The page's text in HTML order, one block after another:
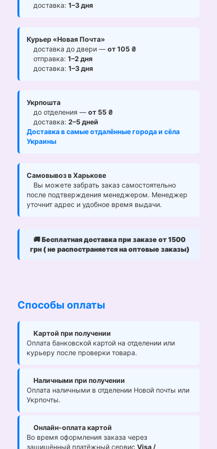
доставка: 1–3 дня
Курьер «Новая Почта»
доставка до двери — от 105 ₴
отправка: 1–2 дня
доставка: 1–3 дня
Укрпошта
до отделения — от 55 ₴
доставка: 2–5 дней
Доставка в самые отдалённые города и сёла
Украины
Самовывоз в Харькове
Вы можете забрать заказ самостоятельно
после подтверждения менеджером. Менеджер
уточнит адрес и удобное время выдачи.
🚚Бесплатная доставка при заказе от 1500
грн ( не распостраняется на оптовые заказы)
Способы оплаты
Картой при получении
Оплата банковской картой на отделении или
курьеру после проверки товара.
Наличными при получении
Оплата наличными в отделении Новой почты или
Укрпочты.
Онлайн-оплата картой
Во время оформления заказа через
защищённый платёжный сервис Visa /